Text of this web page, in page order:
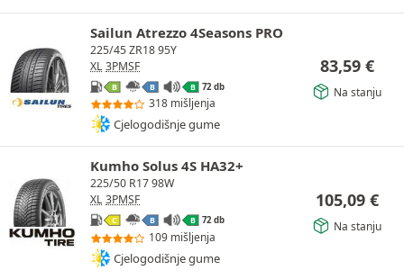
Sailun Atrezzo 4Seasons PRO
225/45 ZR18 95Y
XL 3PMSF
B B B 72 db
318 mišljenja
Cjelogodišnje gume
83,59 €
Na stanju
Kumho Solus 4S HA32+
225/50 R17 98W
XL 3PMSF
C B B 72 db
109 mišljenja
Cjelogodišnje gume
105,09 €
Na stanju